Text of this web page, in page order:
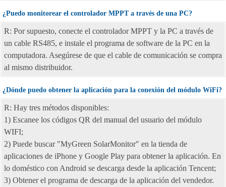
¿Puedo monitorear el controlador MPPT a través de una PC?
R: Por supuesto, conecte el controlador MPPT y la PC a través de
un cable RS485, e instale el programa de software de la PC en la
computadora. Asegúrese de que el cable de comunicación se compra
al mismo distribuidor.
¿Dónde puedo obtener la aplicación para la conexión del módulo WiFi?
R: Hay tres métodos disponibles:
1) Escanee los códigos QR del manual del usuario del módulo
WIFI;
2) Puede buscar "MyGreen SolarMonitor" en la tienda de
aplicaciones de iPhone y Google Play para obtener la aplicación. En
lo doméstico con Android se descarga desde la aplicación Tencent;
3) Obtener el programa de descarga de la aplicación del vendedor.